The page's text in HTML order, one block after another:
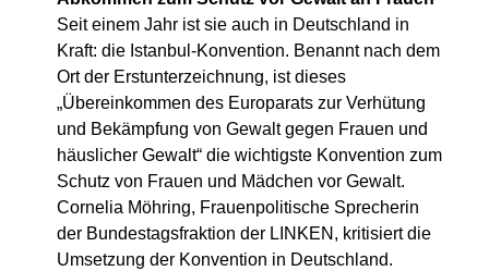
Seit einem Jahr ist sie auch in Deutschland in
Kraft: die Istanbul-Konvention. Benannt nach dem
Ort der Erstunterzeichnung, ist dieses
„Übereinkommen des Europarats zur Verhütung
und Bekämpfung von Gewalt gegen Frauen und
häuslicher Gewalt“ die wichtigste Konvention zum
Schutz von Frauen und Mädchen vor Gewalt.
Cornelia Möhring, Frauenpolitische Sprecherin
der Bundestagsfraktion der LINKEN, kritisiert die
Umsetzung der Konvention in Deutschland.